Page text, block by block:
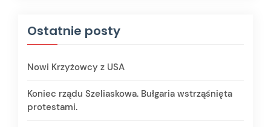
Ostatnie posty
Nowi Krzyżowcy z USA
Koniec rządu Szeliaskowa. Bułgaria wstrząśnięta
protestami.